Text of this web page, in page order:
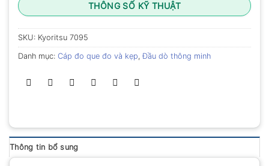
THÔNG SỐ KỸ THUẬT
SKU: Kyoritsu 7095
Danh mục: Cáp đo que đo và kẹp,Đầu dò thông minh
Thông tin bổ sung